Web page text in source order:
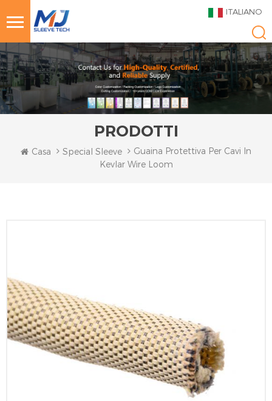
ITALIANO
PRODOTTI
Casa Special Sleeve
Guaina Protettiva Per Cavi In
Kevlar Wire Loom